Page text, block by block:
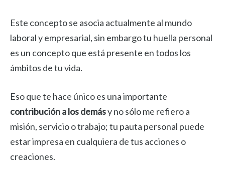
Este concepto se asocia actualmente al mundo
laboral y empresarial, sin embargo tu huella personal
es un concepto que está presente en todos los
ámbitos de tu vida.
Eso que te hace único es una importante
contribución a los demásy no sólo me refiero a
misión, servicio o trabajo; tu pauta personal puede
estar impresa en cualquiera de tus acciones o
creaciones.